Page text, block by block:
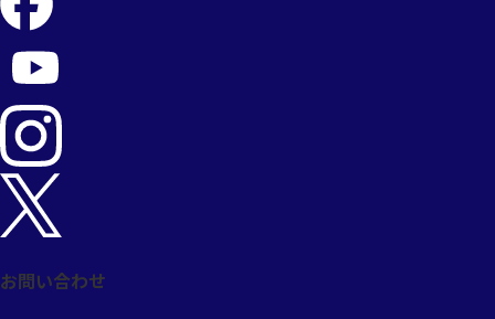
お問い合わせ